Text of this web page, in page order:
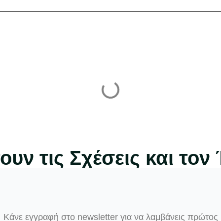
τις Σχέσεις και
Κάνε εγγραφή στο newsletter για να λαμβάνεις πρώτος